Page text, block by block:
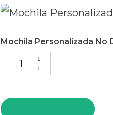
Mochila Personalizada No
Mochila Personalizada No